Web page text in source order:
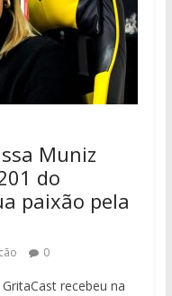
Muniz
do
paixão pela
0
recebeu na